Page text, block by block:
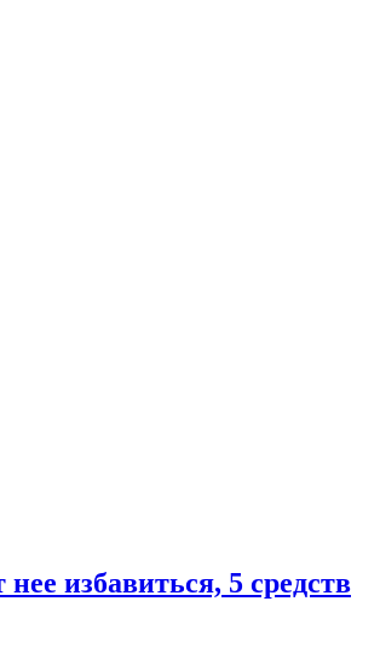
избавиться, 5 средств